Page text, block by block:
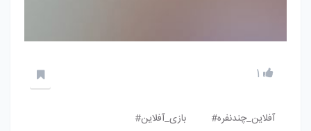
1
آفلاین_چندنفره# بازی_آفلاین#